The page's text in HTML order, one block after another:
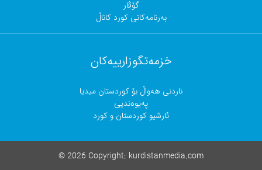
گۆڤار
بەرنامەکانی کورد کاناڵ
خزمەتگوزارییەکان
ناردنی هەواڵ بۆ کوردستان میدیا
پەیوەندیی
ئارشیو کوردستان و کورد
© 2026 Copyright: kurdistanmedia.com